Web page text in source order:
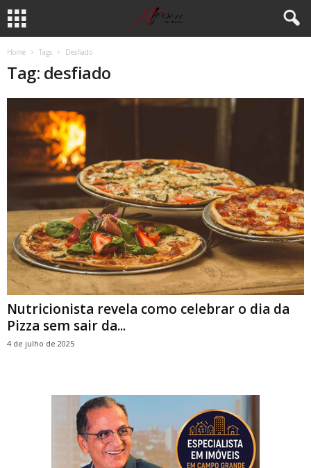
Home Tags Desfiado
Tag: desfiado
Nutricionista revela como celebrar o dia da
Pizza sem sair da...
4 de julho de 2025